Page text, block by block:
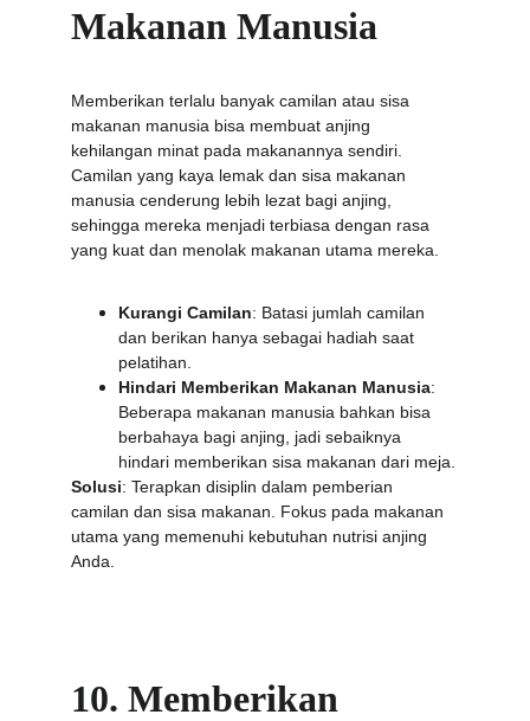
Makanan Manusia
Memberikan terlalu banyak camilan atau sisa
makanan manusia bisa membuat anjing
kehilangan minat pada makanannya sendiri.
Camilan yang kaya lemak dan sisa makanan
manusia cenderung lebih lezat bagi anjing,
sehingga mereka menjadi terbiasa dengan rasa
yang kuat dan menolak makanan utama mereka.
Kurangi Camilan: Batasi jumlah camilan
dan berikan hanya sebagai hadiah saat
pelatihan.
Hindari Memberikan Makanan Manusia:
Beberapa makanan manusia bahkan bisa
berbahaya bagi anjing, jadi sebaiknya
hindari memberikan sisa makanan dari meja.
Solusi: Terapkan disiplin dalam pemberian
camilan dan sisa makanan. Fokus pada makanan
utama yang memenuhi kebutuhan nutrisi anjing
Anda.
10. Memberikan